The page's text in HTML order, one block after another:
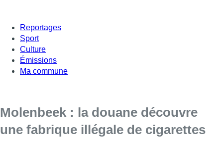
Reportages
Sport
Culture
Émissions
Ma commune
Molenbeek : la douane découvre
une fabrique illégale de cigarettes